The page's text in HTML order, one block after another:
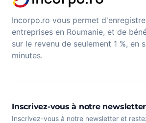
Incorpo.ro vous permet
entreprises en Roumanie, et de
sur le revenu de seulement 1 %, en
minutes.
Inscrivez-vous à notre newsletter
Inscrivez-vous à notre newsletter et